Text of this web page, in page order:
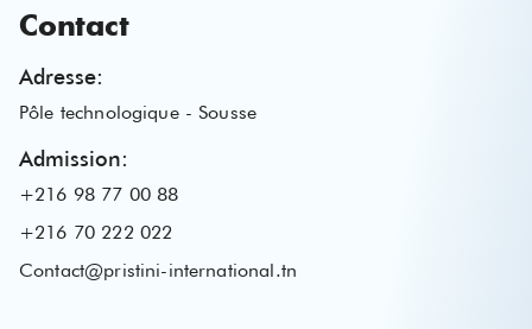
Contact
Adresse:
Pôle technologique - Sousse
Admission:
+216 98 77 00 88
+216 70 222 022
Contact@pristini-international.tn